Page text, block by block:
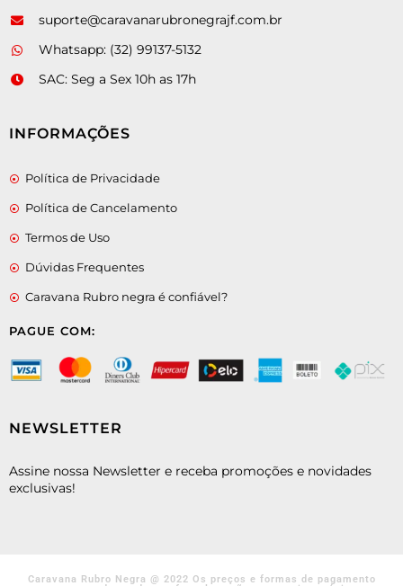
suporte@caravanarubronegrajf.com.br
Whatsapp: (32) 99137-5132
SAC: Seg a Sex 10h as 17h
INFORMAÇÕES
Política de Privacidade
Política de Cancelamento
Termos de Uso
Dúvidas Frequentes
Caravana Rubro negra é confiável?
PAGUE COM:
NEWSLETTER
Assine nossa Newsletter e receba promoções e novidades
exclusivas!
Caravana Rubro Negra @ 2022 Os preços e formas de pagamento